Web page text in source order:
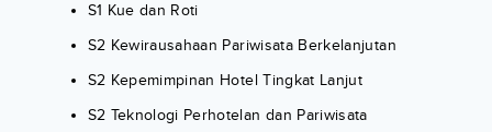
S1 Kue dan Roti
S2 Kewirausahaan Pariwisata Berkelanjutan
S2 Kepemimpinan Hotel Tingkat Lanjut
S2 Teknologi Perhotelan dan Pariwisata